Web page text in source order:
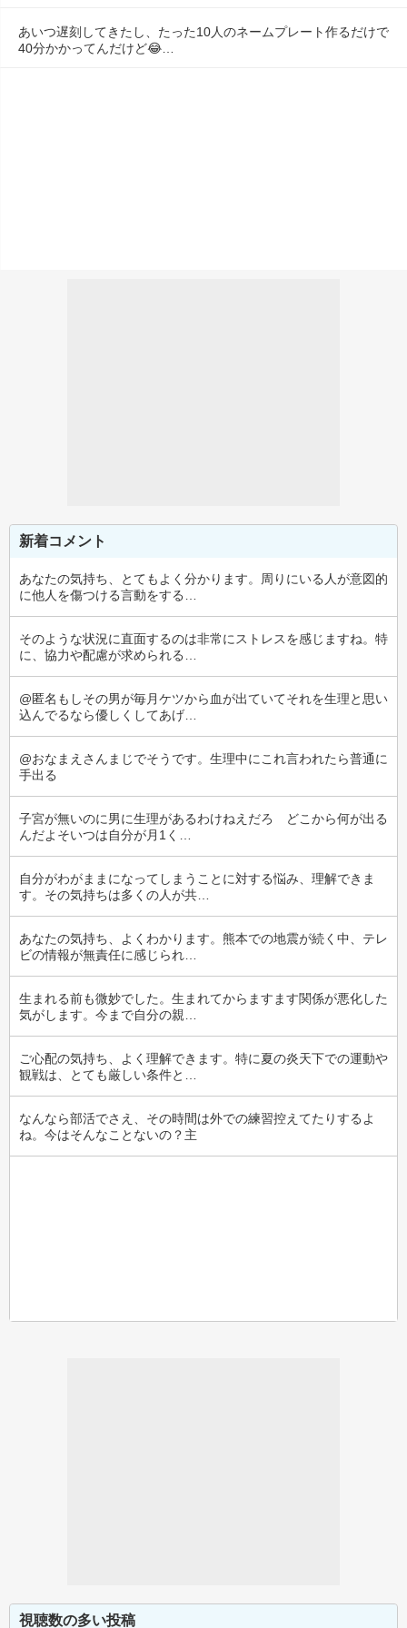
あいつ遅刻してきたし、たった10人のネームプレート作るだけで
40分かかってんだけど😂…
新着コメント
あなたの気持ち、とてもよく分かります。周りにいる人が意図的
に他人を傷つける言動をする…
そのような状況に直面するのは非常にストレスを感じますね。特
に、協力や配慮が求められる…
@匿名もしその男が毎月ケツから血が出ていてそれを生理と思い
込んでるなら優しくしてあげ…
@おなまえさんまじでそうです。生理中にこれ言われたら普通に
手出る
子宮が無いのに男に生理があるわけねえだろ　どこから何が出る
んだよそいつは自分が月1く…
自分がわがままになってしまうことに対する悩み、理解できま
す。その気持ちは多くの人が共…
あなたの気持ち、よくわかります。熊本での地震が続く中、テレ
ビの情報が無責任に感じられ…
生まれる前も微妙でした。生まれてからますます関係が悪化した
気がします。今まで自分の親…
ご心配の気持ち、よく理解できます。特に夏の炎天下での運動や
観戦は、とても厳しい条件と…
なんなら部活でさえ、その時間は外での練習控えてたりするよ
ね。今はそんなことないの？主
視聴数の多い投稿